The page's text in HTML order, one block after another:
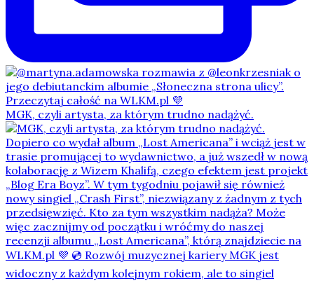
MGK, czyli artysta, za którym trudno nadążyć.